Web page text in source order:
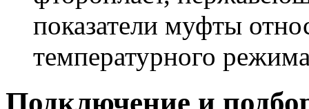
показатели муфты
температурного
Подключение и